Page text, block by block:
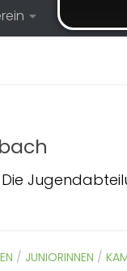
Kontakt
/ JUNIORINNEN /